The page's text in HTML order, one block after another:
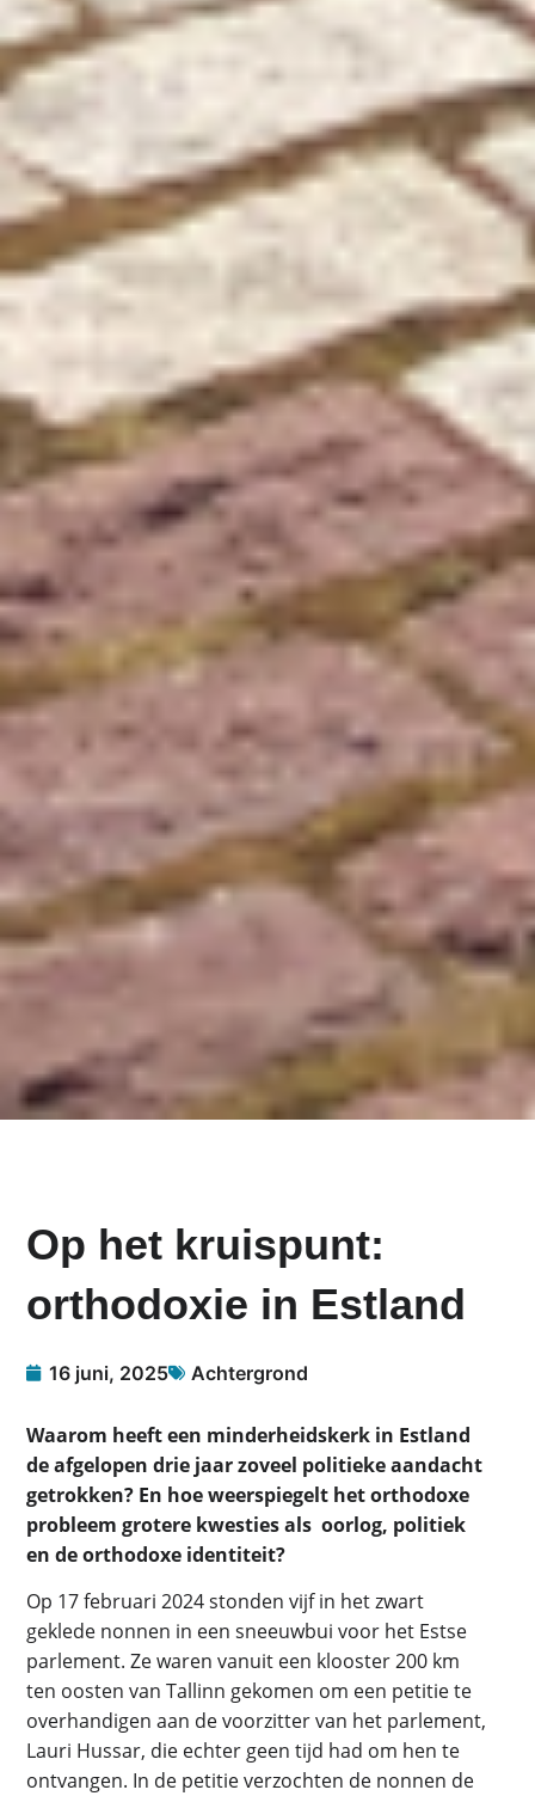
Op het kruispunt:
orthodoxie in Estland
16 juni, 2025 Achtergrond
Waarom heeft een minderheidskerk in Estland
de afgelopen drie jaar zoveel politieke aandacht
getrokken? En hoe weerspiegelt het orthodoxe
probleem grotere kwesties als oorlog, politiek
en de orthodoxe identiteit?
Op 17 februari 2024 stonden vijf in het zwart
geklede nonnen in een sneeuwbui voor het Estse
parlement. Ze waren vanuit een klooster 200 km
ten oosten van Tallinn gekomen om een petitie te
overhandigen aan de voorzitter van het parlement,
Lauri Hussar, die echter geen tijd had om hen te
ontvangen. In de petitie verzochten de nonnen de